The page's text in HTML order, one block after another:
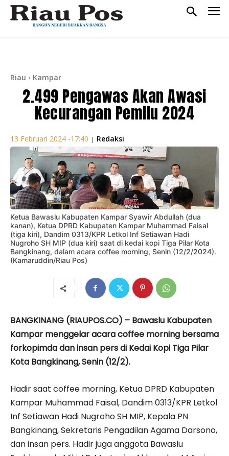
Riau Kampar
2.499 Pengawas Akan Awasi
Kecurangan Pemilu 2024
13 Februari 2024 -17:40 | Redaksi
Ketua Bawaslu Kabupaten Kampar Syawir Abdullah (dua
kanan), Ketua DPRD Kabupaten Kampar Muhammad Faisal
(tiga kiri), Dandim 0313/KPR Letkol Inf Setiawan Hadi
Nugroho SH MIP (dua kiri) saat di kedai kopi Tiga Pilar Kota
Bangkinang, dalam acara coffee morning, Senin (12/2/2024).
(Kamaruddin/Riau Pos)
BANGKINANG (RIAUPOS.CO) – Bawaslu Kabupaten
Kampar menggelar acara coffee morning bersama
forkopimda dan insan pers di Kedai Kopi Tiga Pilar
Kota Bangkinang, Senin (12/2).
Hadir saat coffee morning, Ketua DPRD Kabupaten
Kampar Muhammad Faisal, Dandim 0313/KPR Letkol
Inf Setiawan Hadi Nugroho SH MIP, Kepala PN
Bangkinang, Sekretaris Pengadilan Agama Darsono,
dan insan pers. Hadir juga anggota Bawaslu